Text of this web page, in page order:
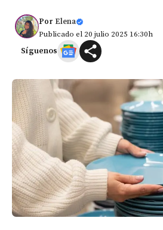
Por Elena
Publicado el 20 julio 2025 16:30h
Síguenos